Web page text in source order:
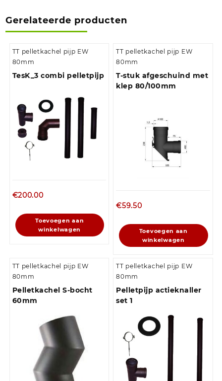
Gerelateerde producten
TT pelletkachel pijp EW
80mm
TesK_3 combi pelletpijp
€200.00
Toevoegen aan
winkelwagen
TT pelletkachel pijp EW
80mm
T-stuk afgeschuind met
klep 80/100mm
€59.50
Toevoegen aan
winkelwagen
TT pelletkachel pijp EW
80mm
Pelletkachel S-bocht
60mm
TT pelletkachel pijp EW
80mm
Pelletpijp actieknaller
set 1